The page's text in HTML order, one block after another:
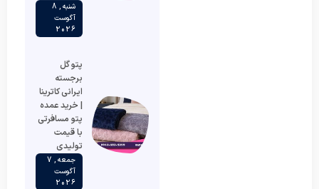
شنبه , 8
آگوست
2026
پتو گل
برجسته
ایرانی کاترینا
| خرید عمده
پتو مسافرتی
با قیمت
تولیدی
جمعه , 7
آگوست
2026